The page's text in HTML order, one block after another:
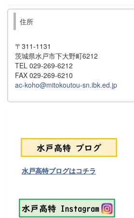
住所
〒311-1131
茨城県水戸市下大野町6212
TEL 029-269-6212
FAX 029-269-6210
ac-koho@mitokoutou-sn.ibk.ed.jp
水戸高特ブログはコチラ